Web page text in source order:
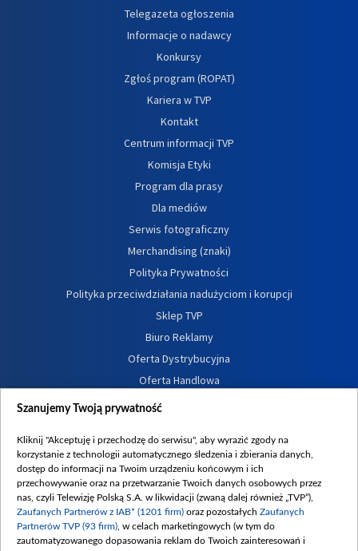
Telegazeta ogłoszenia
Informacje o nadawcy
Konkursy
Zgłoś program (ROPAT)
Kariera w TVP
Kontakt
Centrum informacji TVP
Komisja Etyki
Program dla prasy
Dla mediów
Serwis fotograficzny
Merchandising (znaki)
Polityka Prywatności
Polityka przeciwdziałania nadużyciom i korupcji
Sklep TVP
Biuro Reklamy
Oferta Dystrybucyjna
Oferta Handlowa
Dostępność
Procedura zgłoszeń wewnętrznych
Szanujemy Twoją prywatność
Kliknij "Akceptuję i przechodzę do serwisu", aby wyrazić zgody na
korzystanie z technologii automatycznego śledzenia i zbierania danych,
dostęp do informacji na Twoim urządzeniu końcowym i ich
przechowywanie oraz na przetwarzanie Twoich danych osobowych przez
nas, czyli Telewizję Polską S.A. w likwidacji (zwaną dalej również „TVP”),
Zaufanych Partnerów z IAB* (1201 firm) oraz pozostałych Zaufanych
Partnerów TVP (93 firm) , w celach marketingowych (w tym do
zautomatyzowanego dopasowania reklam do Twoich zainteresowań i